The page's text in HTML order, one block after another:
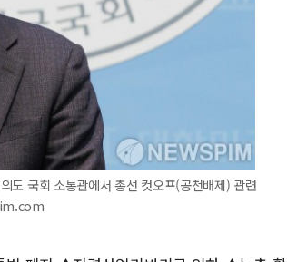
도 국회 소통관에서 총선 컷오프(공천배제) 관련